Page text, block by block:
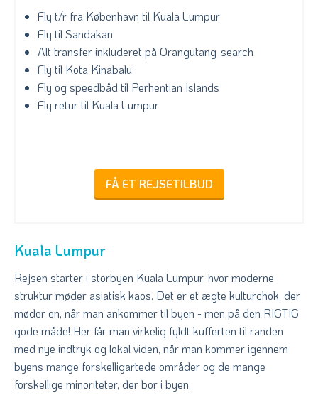
Fly t/r fra København til Kuala Lumpur
Fly til Sandakan
Alt transfer inkluderet på Orangutang-search
Fly til Kota Kinabalu
Fly og speedbåd til Perhentian Islands
Fly retur til Kuala Lumpur
FÅ ET REJSETILBUD
Kuala Lumpur
Rejsen starter i storbyen Kuala Lumpur, hvor moderne
struktur møder asiatisk kaos. Det er et ægte kulturchok, der
møder en, når man ankommer til byen - men på den RIGTIG
gode måde! Her får man virkelig fyldt kufferten til randen
med nye indtryk og lokal viden, når man kommer igennem
byens mange forskelligartede områder og de mange
forskellige minoriteter, der bor i byen.